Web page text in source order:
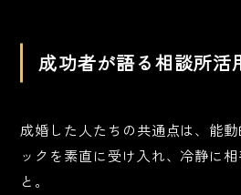
成功者が語る相談所活
成婚した人たちの共通点は、能
ックを素直に受け入れ、冷静に
と。